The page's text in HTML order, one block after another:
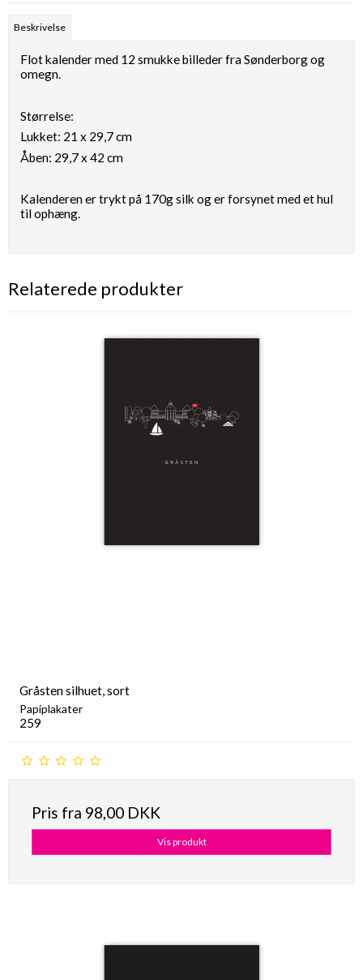
Beskrivelse
Flot kalender med 12 smukke billeder fra Sønderborg og
omegn.
Størrelse:
Lukket: 21 x 29,7 cm
Åben: 29,7 x 42 cm
Kalenderen er trykt på 170g silk og er forsynet med et hul
til ophæng.
Relaterede produkter
Gråsten silhuet, sort
Papiplakater
259
Pris fra 98,00 DKK
Vis produkt